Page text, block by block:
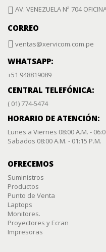
AV. VENEZUELA Nª 704
CORREO
ventas@xervicom.com.pe
WHATSAPP:
+51 948819089
CENTRAL TELEFÓNICA:
( 01) 774-5474
HORARIO DE ATENCIÓN:
Lunes a Viernes 08:00 A.M. -
Sabados 08:00 A.M. - 01:15 P.M.
OFRECEMOS
Suministros
Productos
Punto de Venta
Laptops
Monitores.
Proyectores y Ecran
Impresoras